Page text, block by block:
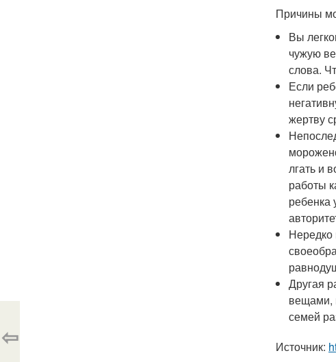
Причины
Вы
чужую
слова.
Если
жертву
лгать и
работы
ребенка
Нередко
Другая
вещами,
семей
Источник:
⇦